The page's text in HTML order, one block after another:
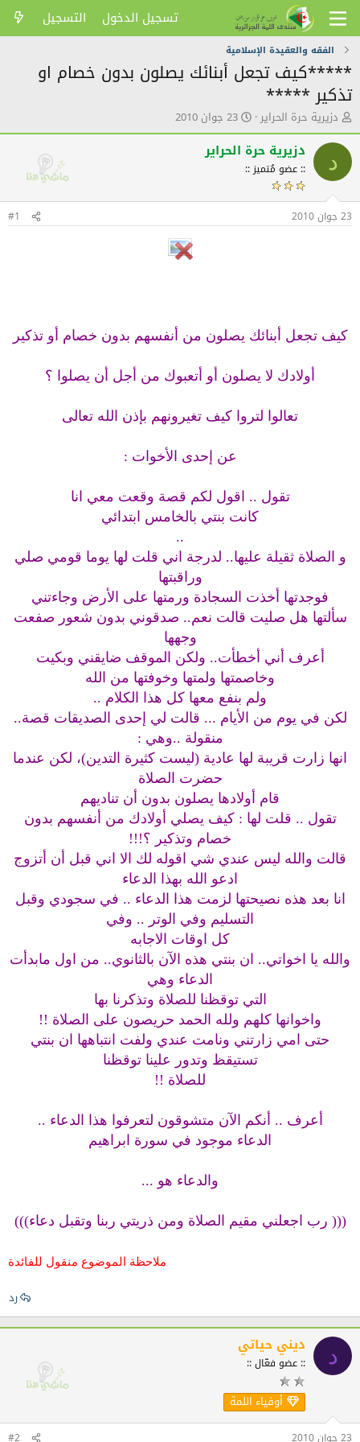
تسجيل الدخول التسجيل
الفقه والعقيدة الإسلامية
*****كيف تجعل أبنائك يصلون بدون خصام او
تذكير *****
ك
ا
ت
ب
ا
م
و
ض
دزيرية حرة الحراير ت
ا
ر
ي
ل
ش
23 جوان 2010
د دزيرية حرة الحراير
:: عضو مُتميز ::
23 جوان 2010 #1
كيف تجعل أبنائك يصلون من أنفسهم بدون خصام أو تذكير
أولادك لا يصلون أو أتعبوك من أجل أن يصلوا ؟
تعالوا لتروا كيف تغيرونهم بإذن الله تعالى
عن إحدى الأخوات :
تقول .. اقول لكم قصة وقعت معي انا
كانت بنتي بالخامس ابتدائي
..
و الصلاة ثقيلة عليها.. لدرجة اني قلت لها يوما قومي صلي
وراقبتها
فوجدتها أخذت السجادة ورمتها على الأرض وجاءتني
سألتها هل صليت قالت نعم.. صدقوني بدون شعور صفعت
وجهها
أعرف أني أخطأت.. ولكن الموقف ضايقني وبكيت
وخاصمتها ولمتها وخوفتها من الله
ولم بنفع معها كل هذا الكلام ..
لكن في يوم من الأيام ... قالت لي إحدى الصديقات قصة..
منقولة ..وهي :
انها زارت قريبة لها عادية (ليست كثيرة التدين)، لكن عندما
حضرت الصلاة
قام أولادها يصلون بدون أن تناديهم
تقول .. قلت لها : كيف يصلي أولادك من أنفسهم بدون
خصام وتذكير ؟!!!
قالت والله ليس عندي شي اقوله لك الا اني قبل أن أتزوج
ادعو الله بهذا الدعاء
انا بعد هذه نصيحتها لزمت هذا الدعاء .. في سجودي وقبل
التسليم وفي الوتر .. وفي
كل اوقات الاجابه
والله يا اخواتي.. ان بنتي هذه الآن بالثانوي.. من اول مابدأت
الدعاء وهي
التي توقظنا للصلاة وتذكرنا بها
واخوانها كلهم ولله الحمد حريصون على الصلاة !!
حتى امي زارتني ونامت عندي ولفت انتباهها ان بنتي
تستيقظ وتدور علينا توقظنا
للصلاة !!
أعرف .. أنكم الآن متشوقون لتعرفوا هذا الدعاء ..
الدعاء موجود في سورة ابراهيم
والدعاء هو ...
((( رب اجعلني مقيم الصلاة ومن ذريتي ربنا وتقبل دعاء)))
ملاحظة الموضوع منقول للفائدة
رد
د ديني حياتي
:: عضو فعّال ::
أوفياء اللمة
23 جوان 2010 #2